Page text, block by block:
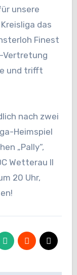
unsere
das
Finest
Vertretung
und trifft
nach zwei
Heimspiel
„Pally“,
Wetterau II
20 Uhr,